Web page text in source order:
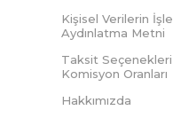
Kişisel Verilerin
Aydınlatma Metni
Taksit
Komisyon Oranları
Hakkımızda